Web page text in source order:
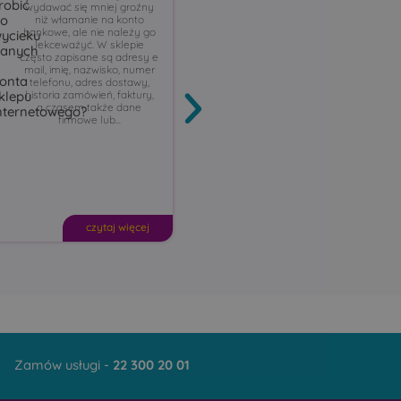
wydawać się mniej groźny
niż włamanie na konto
bankowe, ale nie należy go
lekceważyć. W sklepie
często zapisane są adresy e
mail, imię, nazwisko, numer
telefonu, adres dostawy,
historia zamówień, faktury,
a czasem także dane
firmowe lub...
czytaj więcej
Zamów usługi - 22 300 20 01